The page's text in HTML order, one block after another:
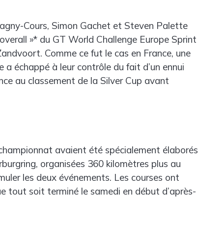
Cours, Simon Gachet et Steven Palette
»* du GT World Challenge Europe Sprint
Comme ce fut le cas en France, une
a échappé à leur contrôle du fait d’un ennui
au classement de la Silver Cup avant
avaient été spécialement élaborés
organisées 360 kilomètres plus au
les deux événements. Les courses ont
tout soit terminé le samedi en début d’après-